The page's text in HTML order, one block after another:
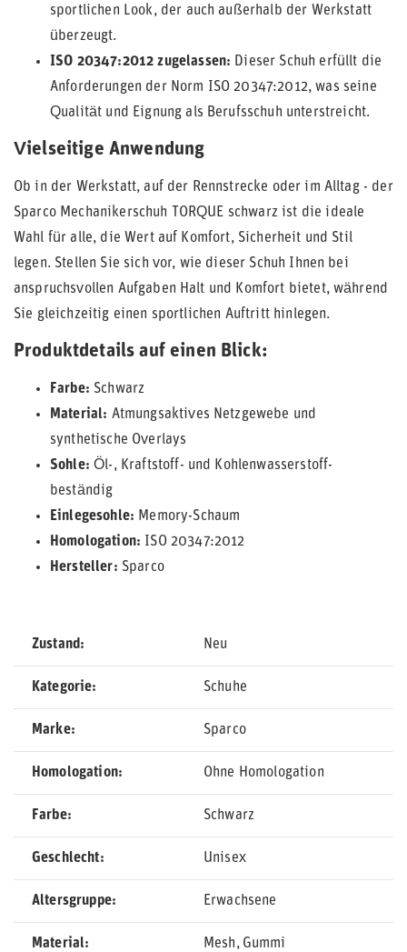
sportlichen Look, der auch außerhalb der Werkstatt
überzeugt.
ISO 20347:2012 zugelassen: Dieser Schuh erfüllt die
Anforderungen der Norm ISO 20347:2012, was seine
Qualität und Eignung als Berufsschuh unterstreicht.
Vielseitige Anwendung
Ob in der Werkstatt, auf der Rennstrecke oder im Alltag - der
Sparco Mechanikerschuh TORQUE schwarz ist die ideale
Wahl für alle, die Wert auf Komfort, Sicherheit und Stil
legen. Stellen Sie sich vor, wie dieser Schuh Ihnen bei
anspruchsvollen Aufgaben Halt und Komfort bietet, während
Sie gleichzeitig einen sportlichen Auftritt hinlegen.
Produktdetails auf einen Blick:
Farbe: Schwarz
Material: Atmungsaktives Netzgewebe und
synthetische Overlays
Sohle: Öl-, Kraftstoff- und Kohlenwasserstoff-
beständig
Einlegesohle: Memory-Schaum
Homologation: ISO 20347:2012
Hersteller: Sparco
Zustand Neu
Kategorie Schuhe
Marke Sparco
Homologation Ohne Homologation
Farbe Schwarz
Geschlecht Unisex
Altersgruppe Erwachsene
Material Mesh Gummi